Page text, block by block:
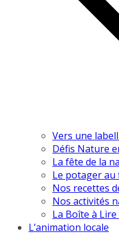
Vers une
Défis Nature
La fête de la
Le potager au
Nos recettes
Nos activités
La Boîte à Lire
L’animation locale